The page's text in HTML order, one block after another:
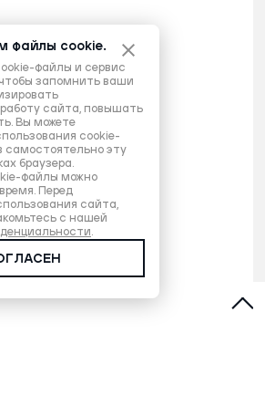
файлы cookie.
файлы и сервис
запомнить ваши
сайта, повышать
Вы можете
cookie-
самостоятельно эту
браузера.
файлы можно
Перед
сайта,
с нашей
.